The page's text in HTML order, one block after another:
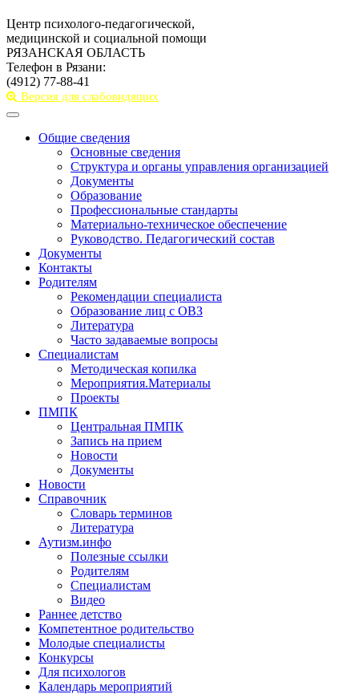
Центр психолого-педагогической,
медицинской и социальной помощи
РЯЗАНСКАЯ ОБЛАСТЬ
Телефон в Рязани:
(4912) 77-88-41
Версия для слабовидящих
Toggle
navigationОбщие сведения
Основные сведения
Структура и органы управления организацией
Документы
Образование
Профессиональные стандарты
Материально-техническое обеспечение
Руководство. Педагогический состав
Документы
Контакты
Родителям
Рекомендации специалиста
Образование лиц с ОВЗ
Литература
Часто задаваемые вопросы
Специалистам
Методическая копилка
Мероприятия.Материалы
Проекты
ПМПК
Центральная ПМПК
Запись на прием
Новости
Документы
Новости
Справочник
Словарь терминов
Литература
Аутизм.инфо
Полезные ссылки
Родителям
Специалистам
Видео
Раннее детство
Компетентное родительство
Молодые специалисты
Конкурсы
Для психологов
Календарь мероприятий